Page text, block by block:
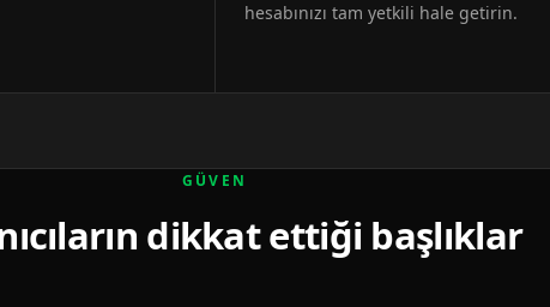
hesabınızı tam yetkili hale getirin.
GÜVEN
dikkat ettiği başlıklar